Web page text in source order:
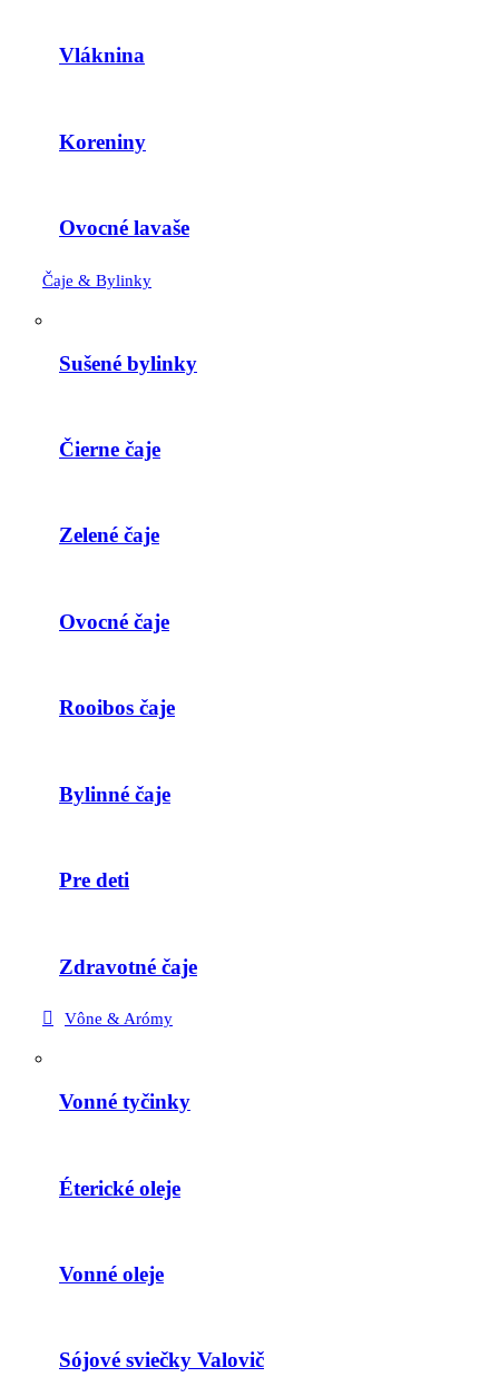
Vláknina
Koreniny
Ovocné lavaše
Čaje & Bylinky
Sušené bylinky
Čierne čaje
Zelené čaje
Ovocné čaje
Rooibos čaje
Bylinné čaje
Pre deti
Zdravotné čaje
Vône & Arómy
Vonné tyčinky
Éterické oleje
Vonné oleje
Sójové sviečky Valovič